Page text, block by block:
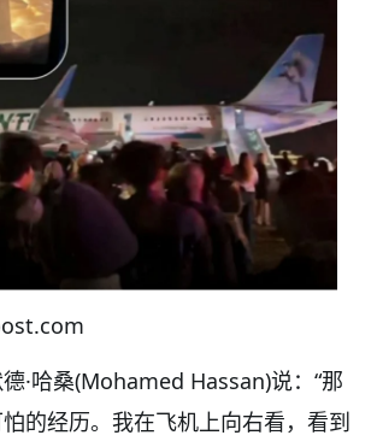
·哈桑(Mohamed Hassan)说：“那
的经历。我在飞机上向右看，看到